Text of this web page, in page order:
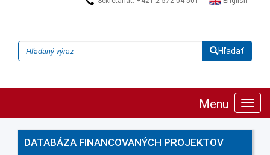
Hľadať
Menu
DATABÁZA FINANCOVANÝCH PROJEKTOV